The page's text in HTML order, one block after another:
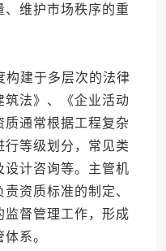
维护市场秩序的重
建于多层次的法律
筑法》、《企业活动
质通常根据工程复杂
等级划分，常见类
设计咨询等。主管机
资质标准的制定、
监督管理工作，形成
系。